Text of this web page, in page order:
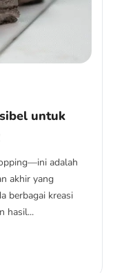
untuk
adalah
akhir yang
berbagai kreasi
hasil...